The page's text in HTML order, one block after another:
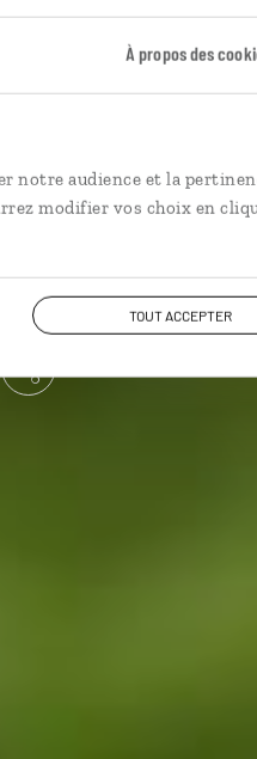
À propos des
audience et la
modifier vos choix en
TOUT ACCEPTER
dans les Highlands.